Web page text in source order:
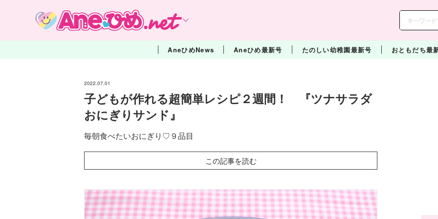
AneひめNews Aneひめ最新号 たのしい幼稚園最新号 おともだち最
2022.07.01
子どもが作れる超簡単レシピ２週間！ 『ツナサラダ
おにぎりサンド』
毎朝食べたいおにぎり♡９品目
この記事を読む